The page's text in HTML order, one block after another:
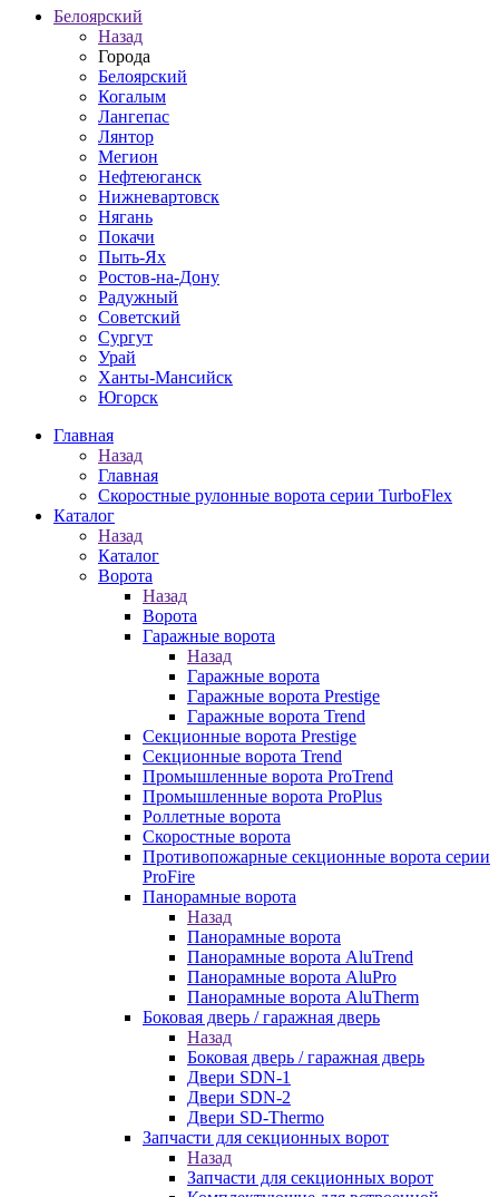
Белоярский
Назад
Города
Белоярский
Когалым
Лангепас
Лянтор
Мегион
Нефтеюганск
Нижневартовск
Нягань
Покачи
Пыть-Ях
Рoстов-на-Дону
Радужный
Советский
Сургут
Урай
Ханты-Мансийск
Югорск
Главная
Назад
Главная
Скоростные рулонные ворота серии TurboFlex
Каталог
Назад
Каталог
Ворота
Назад
Ворота
Гаражные ворота
Назад
Гаражные ворота
Гаражные ворота Prestige
Гаражные ворота Trend
Секционные ворота Prestige
Секционные ворота Trend
Промышленные ворота ProTrend
Промышленные ворота ProPlus
Роллетные ворота
Скоростные ворота
Противопожарные секционные ворота серии
ProFire
Панорамные ворота
Назад
Панорамные ворота
Панорамные ворота AluTrend
Панорамные ворота AluPro
Панорамные ворота AluTherm
Боковая дверь / гаражная дверь
Назад
Боковая дверь / гаражная дверь
Двери SDN-1
Двери SDN-2
Двери SD-Thermo
Запчасти для секционных ворот
Назад
Запчасти для секционных ворот